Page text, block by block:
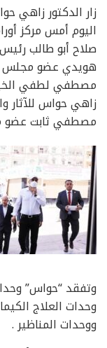
زار الدكتور زاهي
اليوم أمس مركز
صلاح أبو طالب
هويدي عضو مجلس
مصطفي لطفي
زاهي حواس للآثار
مصطفي ثابت عضو
وتفقد “حواس”
وحدات العلاج
ووحدات المناظير .